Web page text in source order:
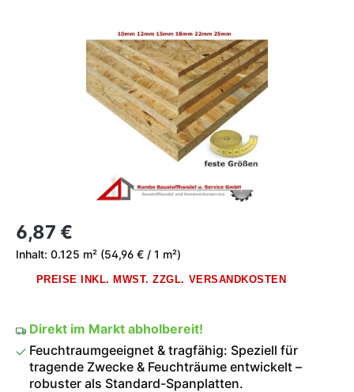
Regulärer Preis:
6,87 €
Inhalt: 0.125 m² (54,96 € / 1 m²)
PREISE INKL. MWST. ZZGL. VERSANDKOSTEN
Direkt im Markt abholbereit!
Feuchtraumgeeignet & tragfähig: Speziell für
tragende Zwecke & Feuchträume entwickelt –
robuster als Standard-Spanplatten.